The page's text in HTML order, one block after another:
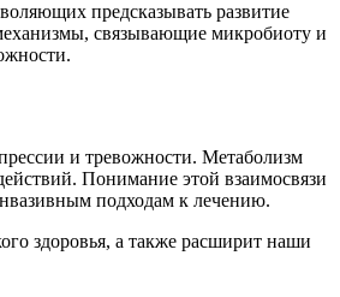
предсказывать развитие
связывающие микробиоту и
и тревожности. Метаболизм
Понимание этой взаимосвязи
подходам к лечению.
здоровья, а также расширит наши